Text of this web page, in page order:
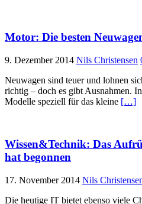
Motor: Die besten
9. Dezember 2014 Nils Christensen
Neuwagen sind teuer und lohnen
richtig – doch es gibt Ausnahmen.
Modelle speziell für das kleine […]
Wissen&Technik: Das
hat begonnen
17. November 2014 Nils
Die heutige IT bietet ebenso viele